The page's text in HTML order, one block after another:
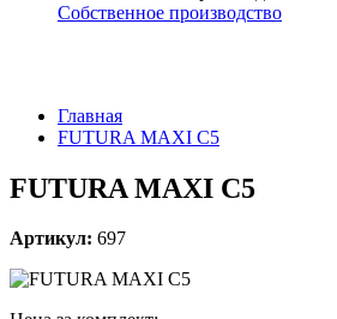
Собственное производство
Главная
FUTURA MAXI C5
FUTURA MAXI C5
Артикул: 697